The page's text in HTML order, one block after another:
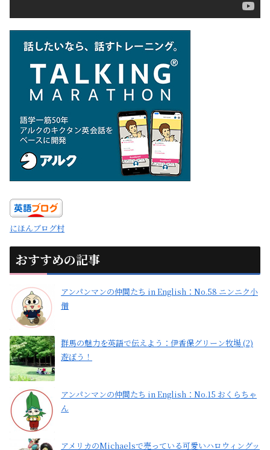
にほんブログ村
おすすめの記事
アンパンマンの仲間たち in English：No.58 ニンニク小
僧
群馬の魅力を英語で伝えよう：伊香保グリーン牧場 (2)
遊ぼう！
アンパンマンの仲間たち in English：No.15 おくらちゃ
ん
アメリカのMichaelsで売っている可愛いハロウィングッ